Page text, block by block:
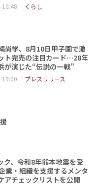
10:48 くらし
尚学、8月10日甲子園で激
完売の注目カード…28年
が演じた“伝説の一戦”
19:00 プレスリリース
ク、令和8年熊本地震を受
業・組織を支援するメンタ
アチェックリストを公開